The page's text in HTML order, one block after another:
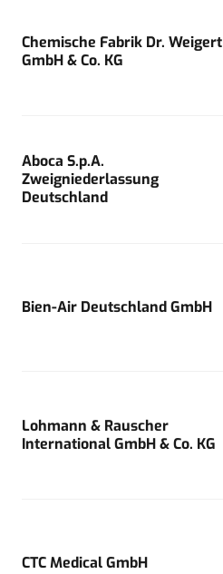
Chemische Fabrik Dr. Weigert
GmbH & Co. KG
Aboca S.p.A.
Zweigniederlassung
Deutschland
Bien-Air Deutschland GmbH
Lohmann & Rauscher
International GmbH & Co. KG
CTC Medical GmbH